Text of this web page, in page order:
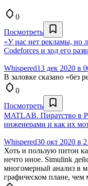
0
Посмотреть
«У нас нет рекламы, но
Codeforces и ход его
Whispered13 дек 2020 в
В заловке сказано «без
0
Посмотреть
MATLAB. Пиратство в
инженерами и как их
Whispered30 окт 2020 в
Хоть и пользую питон
нечто иное. Simulink
многомерный анализ в
графическом плане,